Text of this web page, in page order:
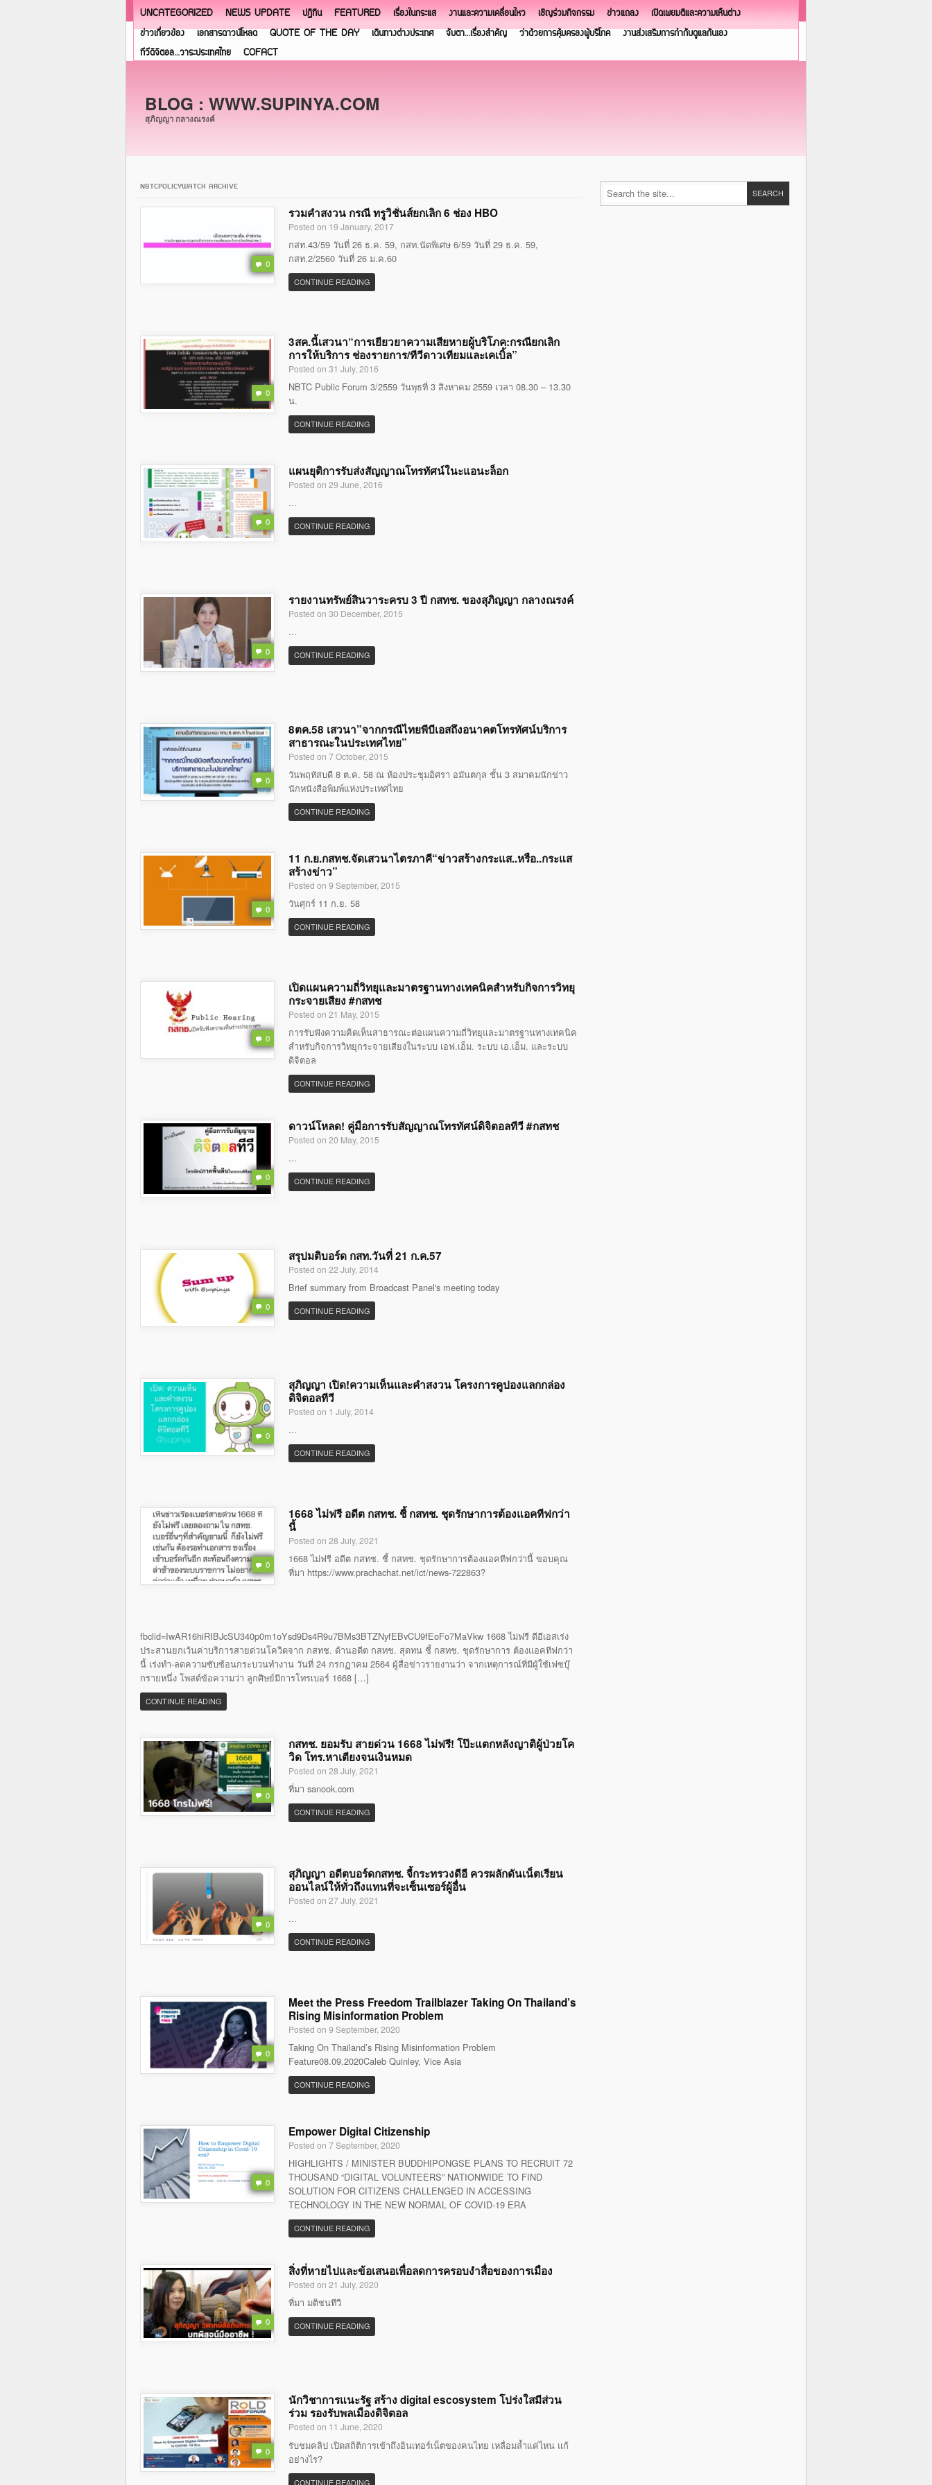
UNCATEGORIZED NEWS UPDATE ปฏิทิน FEATURED เรื่องในกระแส งานและความเคลื่อนไหว เชิญร่วมกิจกรรม ข่าวแถลง
เปิดเผยมติและความเห็นต่าง
ข่าวเกี่ยวข้อง
เอกสารดาวน์โหลด QUOTE OF THE DAY เดินทางต่างประเทศ จับตา…เรื่องสำคัญ ว่าด้วยการคุ้มครองผู้บริโภค
งานส่งเสริมการกำกับดูแลกันเอง
ทีวีดิจิตอล…วาระประเทศไทย
COFACT
BLOG : WWW.SUPINYA.COM
สุภิญญา กลางณรงค์
NBTCPOLICYWATCH ARCHIVE
0
รวมคำสงวน กรณี ทรูวิชั่นส์ยกเลิก 6 ช่อง HBO
Posted on 19 January, 2017
กสท.43/59 วันที่ 26 ธ.ค. 59, กสท.นัดพิเศษ 6/59 วันที่ 29 ธ.ค. 59,
กสท.2/2560 วันที่ 26 ม.ค.60
CONTINUE READING
0
3สค.นี้เสวนา“การเยียวยาความเสียหายผู้บริโภค:กรณียกเลิก
การให้บริการ ช่องรายการ/ทีวีดาวเทียมและเคเบิ้ล”
Posted on 31 July, 2016
NBTC Public Forum 3/2559 วันพุธที่ 3 สิงหาคม 2559 เวลา 08.30 – 13.30
น.
CONTINUE READING
0
แผนยุติการรับส่งสัญญาณโทรทัศน์ในะแอนะล็อก
Posted on 29 June, 2016
...
CONTINUE READING
0
รายงานทรัพย์สินวาระครบ 3 ปี กสทช. ของสุภิญญา กลางณรงค์
Posted on 30 December, 2015
...
CONTINUE READING
0
8ตค.58 เสวนา”จากกรณีไทยพีบีเอสถึงอนาคตโทรทัศน์บริการ
สาธารณะในประเทศไทย”
Posted on 7 October, 2015
วันพฤหัสบดี 8 ต.ค. 58 ณ ห้องประชุมอิศรา อมันตกุล ชั้น 3 สมาคมนักข่าว
นักหนังสือพิมพ์แห่งประเทศไทย
CONTINUE READING
0
11 ก.ย.กสทช.จัดเสวนาไตรภาคี“ข่าวสร้างกระแส..หรือ..กระแส
สร้างข่าว”
Posted on 9 September, 2015
วันศุกร์ 11 ก.ย. 58
CONTINUE READING
0
เปิดแผนความถี่วิทยุและมาตรฐานทางเทคนิคสำหรับกิจการวิทยุ
กระจายเสียง #กสทช
Posted on 21 May, 2015
การรับฟังความคิดเห็นสาธารณะต่อแผนความถี่วิทยุและมาตรฐานทางเทคนิค
สำหรับกิจการวิทยุกระจายเสียงในระบบ เอฟ.เอ็ม. ระบบ เอ.เอ็ม. และระบบ
ดิจิตอล
CONTINUE READING
0
ดาวน์โหลด! คู่มือการรับสัญญาณโทรทัศน์ดิจิตอลทีวี #กสทช
Posted on 20 May, 2015
...
CONTINUE READING
0
สรุปมติบอร์ด กสท.วันที่ 21 ก.ค.57
Posted on 22 July, 2014
Brief summary from Broadcast Panel's meeting today
CONTINUE READING
0
สุภิญญา เปิด!ความเห็นและคำสงวน โครงการคูปองแลกกล่อง
ดิจิตอลทีวี
Posted on 1 July, 2014
...
CONTINUE READING
0
1668 ไม่ฟรี อดีต กสทช. ชี้ กสทช. ชุดรักษาการต้องแอคทีฟกว่า
นี้
Posted on 28 July, 2021
1668 ไม่ฟรี อดีต กสทช. ชี้ กสทช. ชุดรักษาการต้องแอคทีฟกว่านี้ ขอบคุณ
ที่มา https://www.prachachat.net/ict/news-722863?
fbclid=IwAR16hiRIBJcSU340p0m1oYsd9Ds4R9u7BMs3BTZNyfEBvCU9fEoFo7MaVkw 1668 ไม่ฟรี ดีอีเอสเร่ง
ประสานยกเว้นค่าบริการสายด่วนโควิดจาก กสทช. ด้านอดีต กสทช. สุดทน ชี้ กสทช. ชุดรักษาการ ต้องแอคทีฟกว่า
นี้ เร่งทำ-ลดความซับซ้อนกระบวนทำงาน วันที่ 24 กรกฏาคม 2564 ผู้สื่อข่าวรายงานว่า จากเหตุการณ์ที่มีผู้ใช้เฟซบุ๊
กรายหนึ่ง โพสต์ข้อความว่า ลูกศิษย์มีการโทรเบอร์ 1668 […]
CONTINUE READING
0
กสทช. ยอมรับ สายด่วน 1668 ไม่ฟรี! โป๊ะแตกหลังญาติผู้ป่วยโค
วิด โทร.หาเตียงจนเงินหมด
Posted on 28 July, 2021
ที่มา sanook.com
CONTINUE READING
0
สุภิญญา อดีตบอร์ดกสทช. จี้กระทรวงดีอี ควรผลักดันเน็ตเรียน
ออนไลน์ให้ทั่วถึงแทนที่จะเซ็นเซอร์ผู้อื่น
Posted on 27 July, 2021
...
CONTINUE READING
0
Meet the Press Freedom Trailblazer Taking On Thailand’s
Rising Misinformation Problem
Posted on 9 September, 2020
Taking On Thailand’s Rising Misinformation Problem
Feature08.09.2020Caleb Quinley, Vice Asia
CONTINUE READING
0
Empower Digital Citizenship
Posted on 7 September, 2020
HIGHLIGHTS / MINISTER BUDDHIPONGSE PLANS TO RECRUIT 72
THOUSAND “DIGITAL VOLUNTEERS” NATIONWIDE TO FIND
SOLUTION FOR CITIZENS CHALLENGED IN ACCESSING
TECHNOLOGY IN THE NEW NORMAL OF COVID-19 ERA
CONTINUE READING
0
สิ่งที่หายไปและข้อเสนอเพื่อลดการครอบงำสื่อของการเมือง
Posted on 21 July, 2020
ที่มา มติชนทีวี
CONTINUE READING
0
นักวิชาการแนะรัฐ สร้าง digital escosystem โปร่งใสมีส่วน
ร่วม รองรับพลเมืองดิจิตอล
Posted on 11 June, 2020
รับชมคลิป เปิดสถิติการเข้าถึงอินเทอร์เน็ตของคนไทย เหลื่อมล้ำแค่ไหน แก้
อย่างไร?
CONTINUE READING